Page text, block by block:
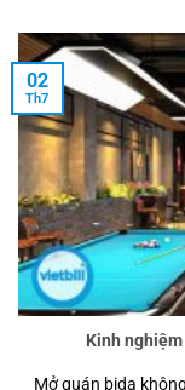
Kinh
Mở quán bida
02
Th7